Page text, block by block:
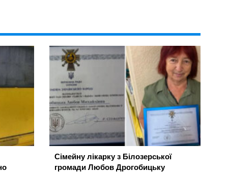
Сімейну лікарку з Білозерської
громади Любов Дрогобицьку